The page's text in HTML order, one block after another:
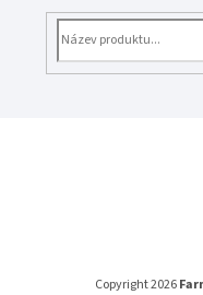
Copyright 2026